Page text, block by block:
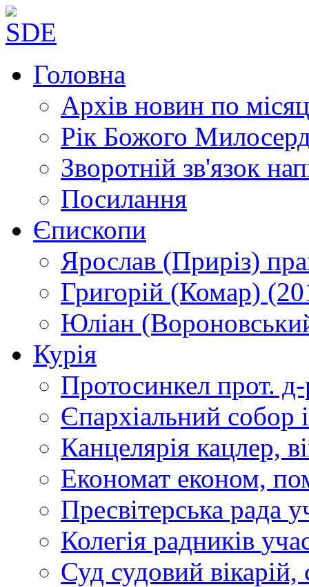
Головна
Архів новин по
Рік Божого
Зворотній зв'язок
Посилання
Єпископи
Ярослав (Приріз)
Григорій (Комар)
Юліан
Курія
Протосинкел прот.
Єпархіальний собор
Канцелярія кацлер,
Економат економ,
Пресвітерська рада
Колегія радників
Суд судовий вікарій,